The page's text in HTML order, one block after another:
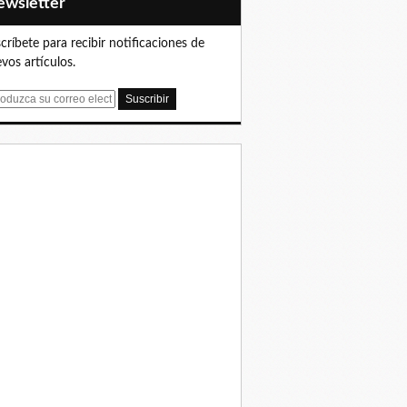
para recibir notificaciones de
artículos.